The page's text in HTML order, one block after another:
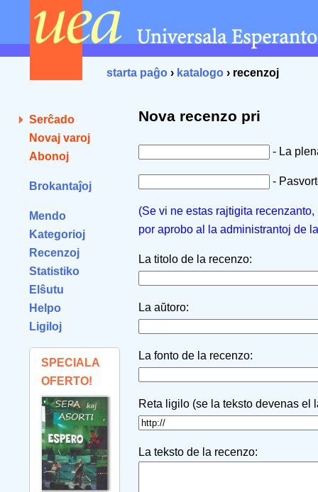
starta paĝo › katalogo › recenzoj
Serĉado
Novaj varoj
Abonoj
Brokantaĵoj
Mendo
Kategorioj
Recenzoj
Statistiko
Elŝutu
Helpo
Ligiloj
SPECIALA
OFERTO!
Nova recenzo pri
- La
-
(Se vi ne estas rajtigita
por aprobo al la administrantoj de
La titolo de la recenzo:
La aŭtoro:
La fonto de la recenzo:
Reta ligilo (se la teksto devenas el
La teksto de la recenzo: